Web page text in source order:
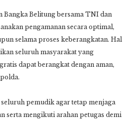
Bangka Belitung bersama TNI dan
pengamanan secara optimal,
selama proses keberangkatan. Hal
seluruh masyarakat yang
dapat berangkat dengan aman,
pemudik agar tetap menjaga
serta mengikuti arahan petugas demi